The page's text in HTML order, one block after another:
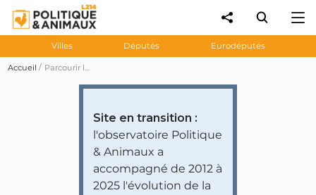
Villes Députés Eurodéputés
Accueil Parcourir les prises de position des personnalités et partis politiques
Site en transition :
l'observatoire Politique
& Animaux a
accompagné de 2012 à
2025 l'évolution de la